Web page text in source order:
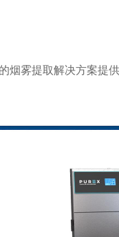
烟雾提取解决方案提